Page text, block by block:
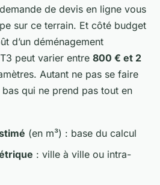
de devis en ligne vous
sur ce terrain. Et côté budget
d’un déménagement
peut varier entre 800 € et 2
Autant ne pas se faire
qui ne prend pas tout en
(en m³) : base du calcul
: ville à ville ou intra-